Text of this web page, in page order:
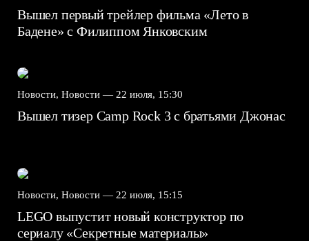
Вышел первый трейлер фильма «Лето в
Бадене» с Филиппом Янковским
Новости, Новости — 22 июля, 15:30
Вышел тизер Camp Rock 3 с братьями Джонас
Новости, Новости — 22 июля, 15:15
LEGO выпустит новый конструктор по
сериалу «Секретные материалы»